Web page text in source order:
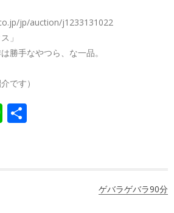
jp/auction/j1233131022
」
勝手なやつら、な一品。
です）
LINE
ゲバラゲバラ90分